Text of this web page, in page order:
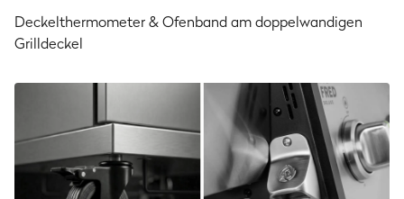
Deckelthermometer & Ofenband am doppelwandigen
Grilldeckel